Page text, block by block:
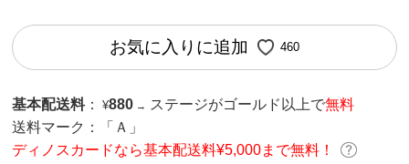
お気に入りに追加 460
基本配送料 ： ¥880 → ステージがゴールド以上で無料
送料マーク：
「Ａ」
ディノスカードなら基本配送料¥5,000まで無料！